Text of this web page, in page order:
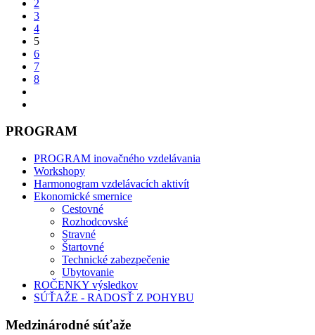
2
3
4
5
6
7
8
PROGRAM
PROGRAM inovačného vzdelávania
Workshopy
Harmonogram vzdelávacích aktivít
Ekonomické smernice
Cestovné
Rozhodcovské
Stravné
Štartovné
Technické zabezpečenie
Ubytovanie
ROČENKY výsledkov
SÚŤAŽE - RADOSŤ Z POHYBU
Medzinárodné súťaže